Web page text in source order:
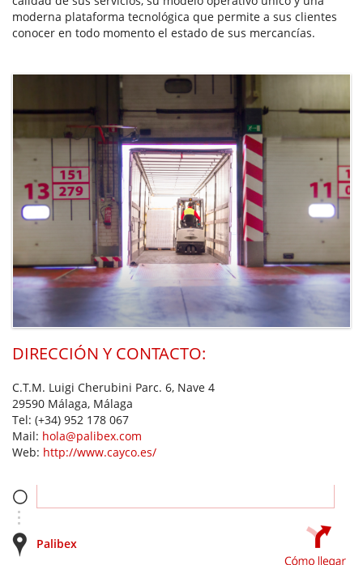
moderna plataforma tecnológica que permite a sus clientes
conocer en todo momento el estado de sus mercancías.
DIRECCIÓN Y CONTACTO:
C.T.M. Luigi Cherubini Parc. 6, Nave 4
29590 Málaga, Málaga
Tel: (+34) 952 178 067
Mail: hola@palibex.com
Web: http://www.cayco.es/
Palibex